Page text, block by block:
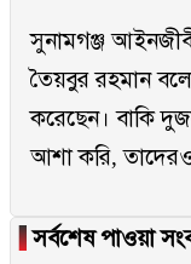
সুনামগঞ্জ
তৈয়বুর রহমান
করেছেন। বাকি
আশা করি, তাদেরও
▐সর্বশেষ পাওয়া